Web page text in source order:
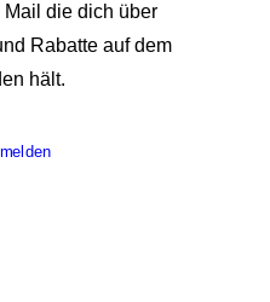
die dich über
Rabatte auf dem
hält.